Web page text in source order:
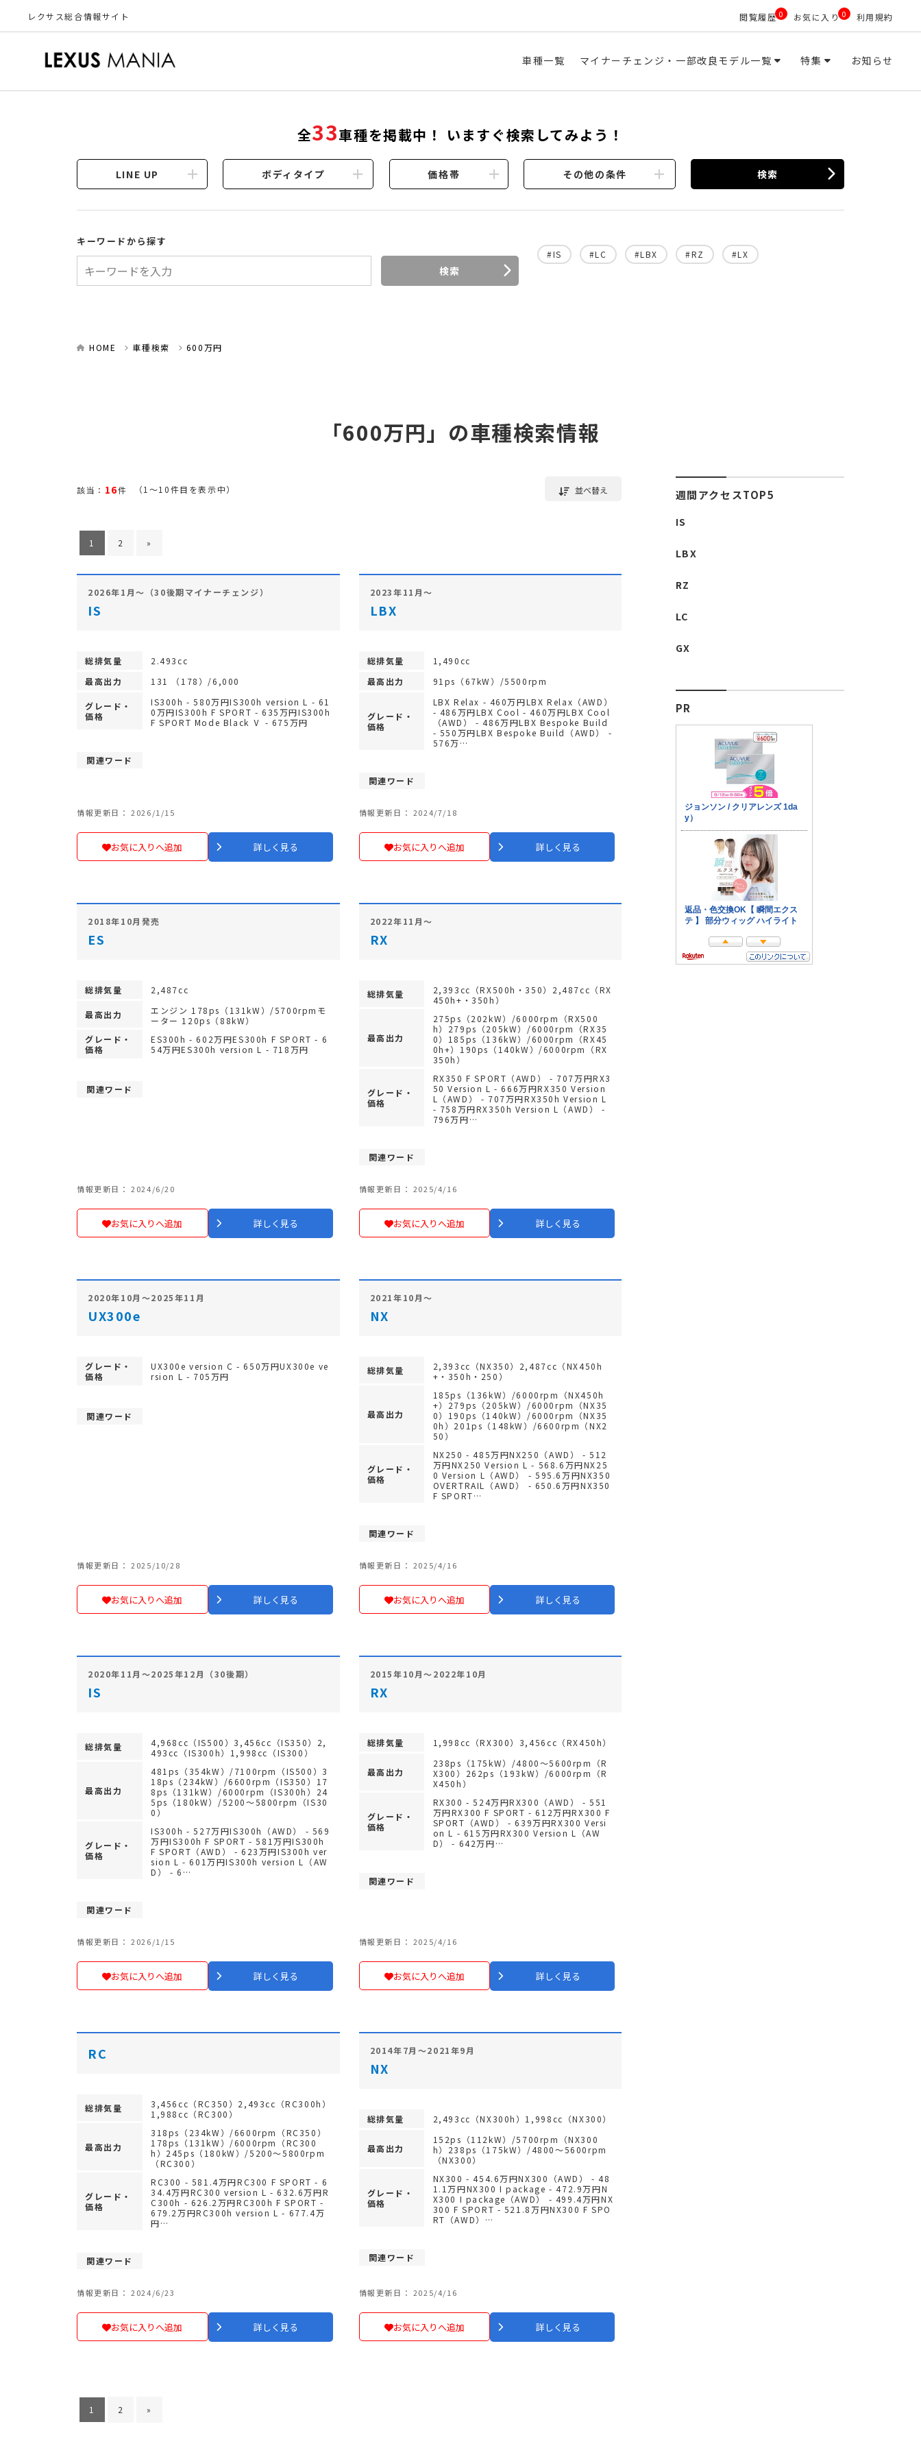
レクサス総合情報サイト 閲覧履歴 0 お気に入り 0 利用規約
車種一覧 マイナーチェンジ・一部改良モデル一覧 特集 お知らせ
全33車種を掲載中！ いますぐ検索してみよう！
LINE UP ボディタイプ 価格帯 その他の条件 検索
キーワードから探す
検索
#IS #LC #LBX #RZ #LX
HOME 車種検索 600万円
「600万円」の車種検索情報
該当： 16件 （1～10件目を表示中） 並べ替え
1 2 »
2026年1月～（30後期マイナーチェンジ）
IS
総排気量
2.493cc
最高出力
131 （178）/6,000
グレード・
価格
IS300h - 580万円IS300h version L - 61
0万円IS300h F SPORT - 635万円IS300h
F SPORT Mode Black Ⅴ - 675万円
情報更新日： 2026/1/15
お気に入りへ追加 詳しく見る
関連ワード
2023年11月～
LBX
総排気量
1,490cc
最高出力
91ps（67kW）/5500rpm
グレード・
価格
LBX Relax - 460万円LBX Relax（AWD）
- 486万円LBX Cool - 460万円LBX Cool
（AWD） - 486万円LBX Bespoke Build
- 550万円LBX Bespoke Build（AWD） -
576万…
情報更新日： 2024/7/18
お気に入りへ追加 詳しく見る
関連ワード
2018年10月発売
ES
総排気量 2,487cc
最高出力
エンジン 178ps（131kW）/5700rpmモ
ーター 120ps（88kW）
グレード・
価格
ES300h - 602万円ES300h F SPORT - 6
54万円ES300h version L - 718万円
情報更新日： 2024/6/20
お気に入りへ追加 詳しく見る
関連ワード
2022年11月～
RX
総排気量
2,393cc（RX500h・350）2,487cc（RX
450h+・350h）
最高出力
275ps（202kW）/6000rpm（RX500
h）279ps（205kW）/6000rpm（RX35
0）185ps（136kW）/6000rpm（RX45
0h+）190ps（140kW）/6000rpm（RX
350h）
グレード・
価格
RX350 F SPORT（AWD） - 707万円RX3
50 Version L - 666万円RX350 Version
L（AWD） - 707万円RX350h Version L
- 758万円RX350h Version L（AWD） -
796万円…
情報更新日： 2025/4/16
お気に入りへ追加 詳しく見る
関連ワード
2020年10月～2025年11月
UX300e
グレード・
価格
UX300e version C - 650万円UX300e ve
rsion L - 705万円
情報更新日： 2025/10/28
お気に入りへ追加 詳しく見る
関連ワード
2021年10月～
NX
総排気量
2,393cc（NX350）2,487cc（NX450h
+・350h・250）
最高出力
185ps（136kW）/6000rpm（NX450h
+）279ps（205kW）/6000rpm（NX35
0）190ps（140kW）/6000rpm（NX35
0h）201ps（148kW）/6600rpm（NX2
50）
グレード・
価格
NX250 - 485万円NX250（AWD） - 512
万円NX250 Version L - 568.6万円NX25
0 Version L（AWD） - 595.6万円NX350
OVERTRAIL（AWD） - 650.6万円NX350
F SPORT…
情報更新日： 2025/4/16
お気に入りへ追加 詳しく見る
関連ワード
2020年11月～2025年12月（30後期）
IS
総排気量
4,968cc（IS500）3,456cc（IS350）2,
493cc（IS300h）1,998cc（IS300）
最高出力
481ps（354kW）/7100rpm（IS500）3
18ps（234kW）/6600rpm（IS350）17
8ps（131kW）/6000rpm（IS300h）24
5ps（180kW）/5200～5800rpm（IS30
0）
グレード・
価格
IS300h - 527万円IS300h（AWD） - 569
万円IS300h F SPORT - 581万円IS300h
F SPORT（AWD） - 623万円IS300h ver
sion L - 601万円IS300h version L（AW
D） - 6…
情報更新日： 2026/1/15
お気に入りへ追加 詳しく見る
関連ワード
2015年10月～2022年10月
RX
総排気量 1,998cc（RX300）3,456cc（RX450h）
最高出力
238ps（175kW）/4800～5600rpm（R
X300）262ps（193kW）/6000rpm（R
X450h）
グレード・
価格
RX300 - 524万円RX300（AWD） - 551
万円RX300 F SPORT - 612万円RX300 F
SPORT（AWD） - 639万円RX300 Versi
on L - 615万円RX300 Version L（AW
D） - 642万円…
情報更新日： 2025/4/16
お気に入りへ追加 詳しく見る
関連ワード
RC
総排気量
3,456cc（RC350）2,493cc（RC300h）
1,988cc（RC300）
最高出力
318ps（234kW）/6600rpm（RC350）
178ps（131kW）/6000rpm（RC300
h）245ps（180kW）/5200～5800rpm
（RC300）
グレード・
価格
RC300 - 581.4万円RC300 F SPORT - 6
34.4万円RC300 version L - 632.6万円R
C300h - 626.2万円RC300h F SPORT -
679.2万円RC300h version L - 677.4万
円…
情報更新日： 2024/6/23
お気に入りへ追加 詳しく見る
関連ワード
2014年7月～2021年9月
NX
総排気量 2,493cc（NX300h）1,998cc（NX300）
最高出力
152ps（112kW）/5700rpm（NX300
h）238ps（175kW）/4800～5600rpm
（NX300）
グレード・
価格
NX300 - 454.6万円NX300（AWD） - 48
1.1万円NX300 I package - 472.9万円N
X300 I package（AWD） - 499.4万円NX
300 F SPORT - 521.8万円NX300 F SPO
RT（AWD）…
情報更新日： 2025/4/16
お気に入りへ追加 詳しく見る
関連ワード
1 2 »
週間アクセスTOP5
IS
LBX
RZ
LC
GX
PR